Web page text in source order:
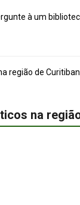
à um
região de
na